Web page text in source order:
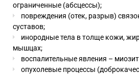
ограниченные (абсцессы);
повреждения (отек, разрыв)
суставов;
инородные тела в толще кожи,
мышцах;
воспалительные явления –
опухолевые процессы